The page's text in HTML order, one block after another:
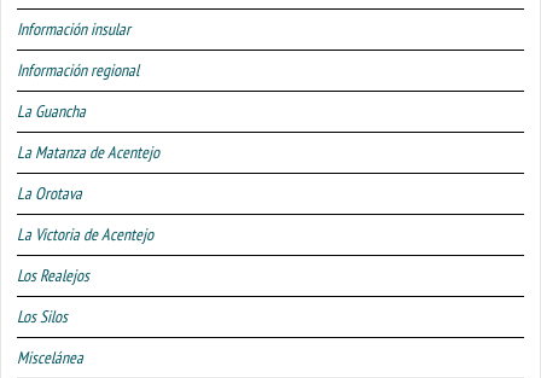
Información insular
Información regional
La Guancha
La Matanza de Acentejo
La Orotava
La Victoria de Acentejo
Los Realejos
Los Silos
Miscelánea